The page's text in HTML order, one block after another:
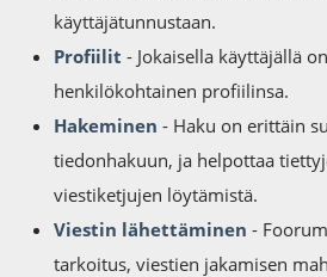
käyttäjätunnustaan.
Profiilit - Jokaisella käyttäjällä
henkilökohtainen profiilinsa.
Hakeminen - Haku on erittäin
tiedonhakuun, ja helpottaa
viestiketjujen löytämistä.
Viestin lähettäminen -
tarkoitus, viestien jakamisen